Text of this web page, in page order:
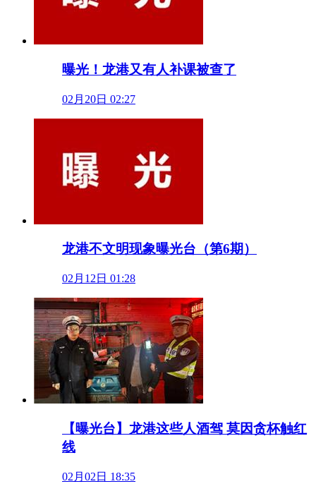
曝光！龙港又有人补课被查了
02月20日 02:27
龙港不文明现象曝光台（第6期）
02月12日 01:28
【曝光台】龙港这些人酒驾 莫因贪杯触红
线
02月02日 18:35